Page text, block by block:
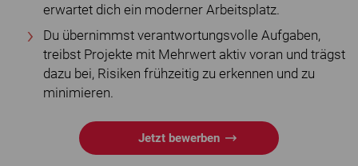
erwartet dich ein moderner Arbeitsplatz.
Du übernimmst verantwortungsvolle Aufgaben,
treibst Projekte mit Mehrwert aktiv voran und trägst
dazu bei, Risiken frühzeitig zu erkennen und zu
minimieren.
Jetzt bewerben